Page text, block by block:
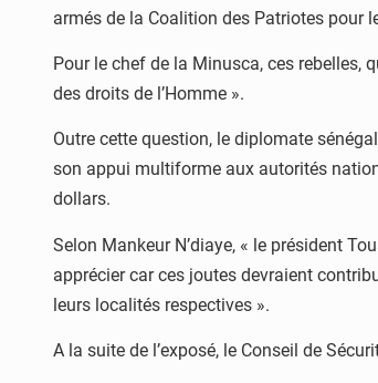
armés de la Coalition des Patriotes pour
Pour le chef de la Minusca, ces rebelles,
des droits de l’Homme ».
Outre cette question, le diplomate
son appui multiforme aux autorités
dollars.
Selon Mankeur N’diaye, « le président
apprécier car ces joutes devraient
leurs localités respectives ».
A la suite de l’exposé, le Conseil de